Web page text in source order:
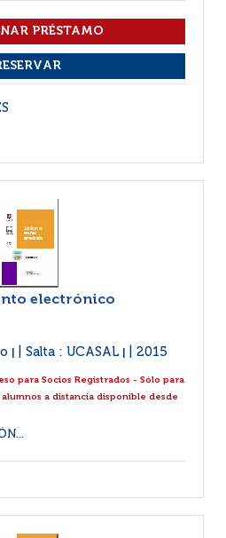
electrónico
Salta : UCASAL 2015
para Socios Registrados - Sólo para
a distancia disponible desde